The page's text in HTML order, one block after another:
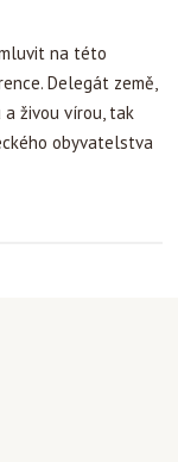
na této
Delegát země,
živou vírou, tak
obyvatelstva